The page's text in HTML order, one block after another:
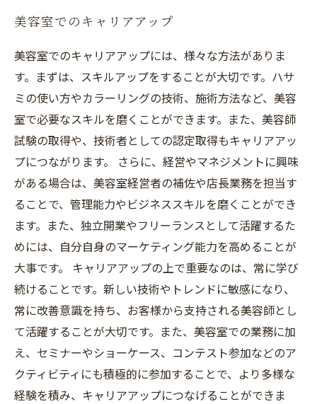
美容室でのキャリアアップ
美容室でのキャリアアップには、様々な方法がありま
す。まずは、スキルアップをすることが大切です。ハサ
ミの使い方やカラーリングの技術、施術方法など、美容
室で必要なスキルを磨くことができます。また、美容師
試験の取得や、技術者としての認定取得もキャリアアッ
プにつながります。 さらに、経営やマネジメントに興味
がある場合は、美容室経営者の補佐や店長業務を担当す
ることで、管理能力やビジネススキルを磨くことができ
ます。また、独立開業やフリーランスとして活躍するた
めには、自分自身のマーケティング能力を高めることが
大事です。 キャリアアップの上で重要なのは、常に学び
続けることです。新しい技術やトレンドに敏感になり、
常に改善意識を持ち、お客様から支持される美容師とし
て活躍することが大切です。また、美容室での業務に加
え、セミナーやショーケース、コンテスト参加などのア
クティビティにも積極的に参加することで、より多様な
経験を積み、キャリアアップにつなげることができま